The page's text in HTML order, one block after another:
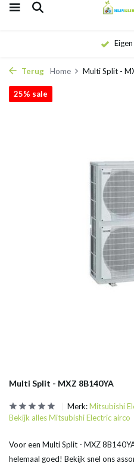
Terug Home Multi Split -
Multi Split - MXZ 8B140YA
25% sale
Merk:Mitsubishi
Bekijk alles Mitsubishi Electric airco
Voor een Multi Split - MXZ
helemaal goed! Bekijk snel ons